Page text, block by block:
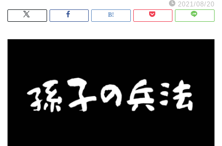
2021/08/20